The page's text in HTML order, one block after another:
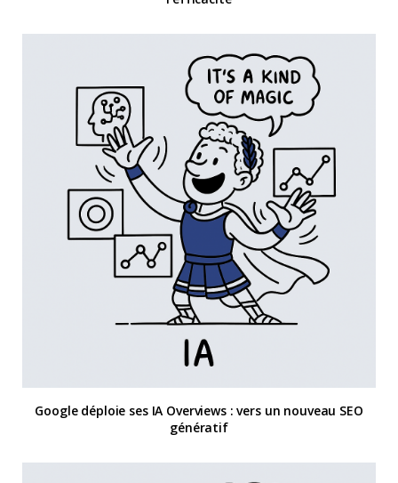
Google déploie ses IA Overviews : vers un nouveau SEO
génératif